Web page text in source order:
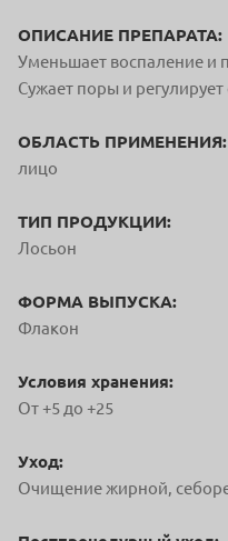
ОПИСАНИЕ ПРЕПАРАТА:
Уменьшает воспаление и
Сужает поры и
ОБЛАСТЬ ПРИМЕНЕНИЯ:
лицо
ТИП ПРОДУКЦИИ:
Лосьон
ФОРМА ВЫПУСКА:
Флакон
Условия хранения:
От +5 до +25
Уход:
Очищение жирной,